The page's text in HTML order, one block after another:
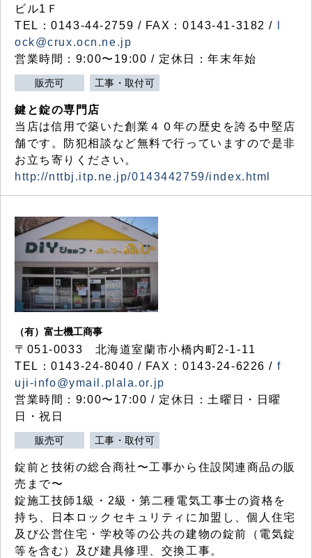
ビル1Ｆ
TEL：0143-44-2759 / FAX：0143-41-3182 /
ock@crux.ocn.ne.jp
営業時間：9:00〜19:00 / 定休日：年末年始
販売可 工事・取付可
鍵と錠の専門店
当店は信用で築いた創業４０年の歴史を誇る中堅店
舗です。防犯相談など無料で行っていますので是非
お立ち寄りください。
http://nttbj.itp.ne.jp/0143442759/index.html
（有）富士機工商事
〒051-0033 北海道室蘭市小橋内町2-1-11
TEL：0143-24-8040 / FAX：0143-24-6226 / f
uji-info@ymail.plala.or.jp
営業時間：9:00〜17:00 / 定休日：土曜日・日曜
日・祝日
販売可 工事・取付可
錠前と技術の総合商社〜工事から住設関連商品の販
売まで〜
錠施工技師1級・2級・第二種電気工事士の資格を
持ち、日本ロックセキュリティに加盟し、個人住宅
及び公営住宅・学校等の公共の建物の錠前（電気錠
等を含む）及び建具修理、交換工事。